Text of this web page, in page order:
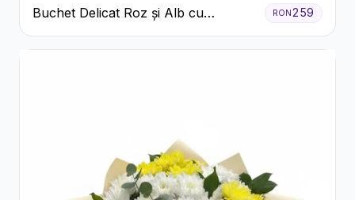
Buchet Delicat Roz și Alb cu
Trandafiri și Lisianthus
RON259